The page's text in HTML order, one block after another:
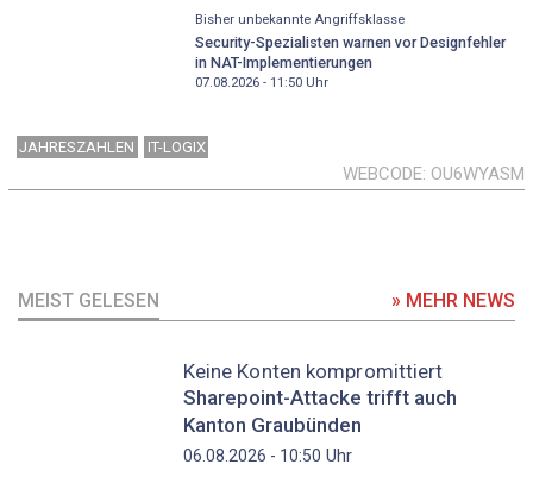
Bisher unbekannte Angriffsklasse
Security-Spezialisten warnen vor Designfehler
in NAT-Implementierungen
07.08.2026 - 11:50Uhr
JAHRESZAHLEN IT-LOGIX
WEBCODE OU6WYASM
MEIST GELESEN » MEHR NEWS
Keine Konten kompromittiert
Sharepoint-Attacke trifft auch
Kanton Graubünden
06.08.2026 - 10:50 Uhr